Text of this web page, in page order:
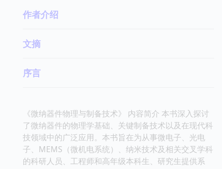
作者介绍
文摘
序言
《微纳器件物理与制备技术》 内容简介 本书深入探讨
了微纳器件的物理学基础、关键制备技术以及在现代科
技领域中的广泛应用。本书旨在为从事微电子、光电
子、MEMS（微机电系统）、纳米技术及相关交叉学科
的科研人员、工程师和高年级本科生、研究生提供系